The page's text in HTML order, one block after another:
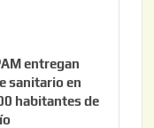
entregan
sanitario en
habitantes de